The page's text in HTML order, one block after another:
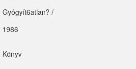
Gyógyít6atlan? /
1986
Könyv